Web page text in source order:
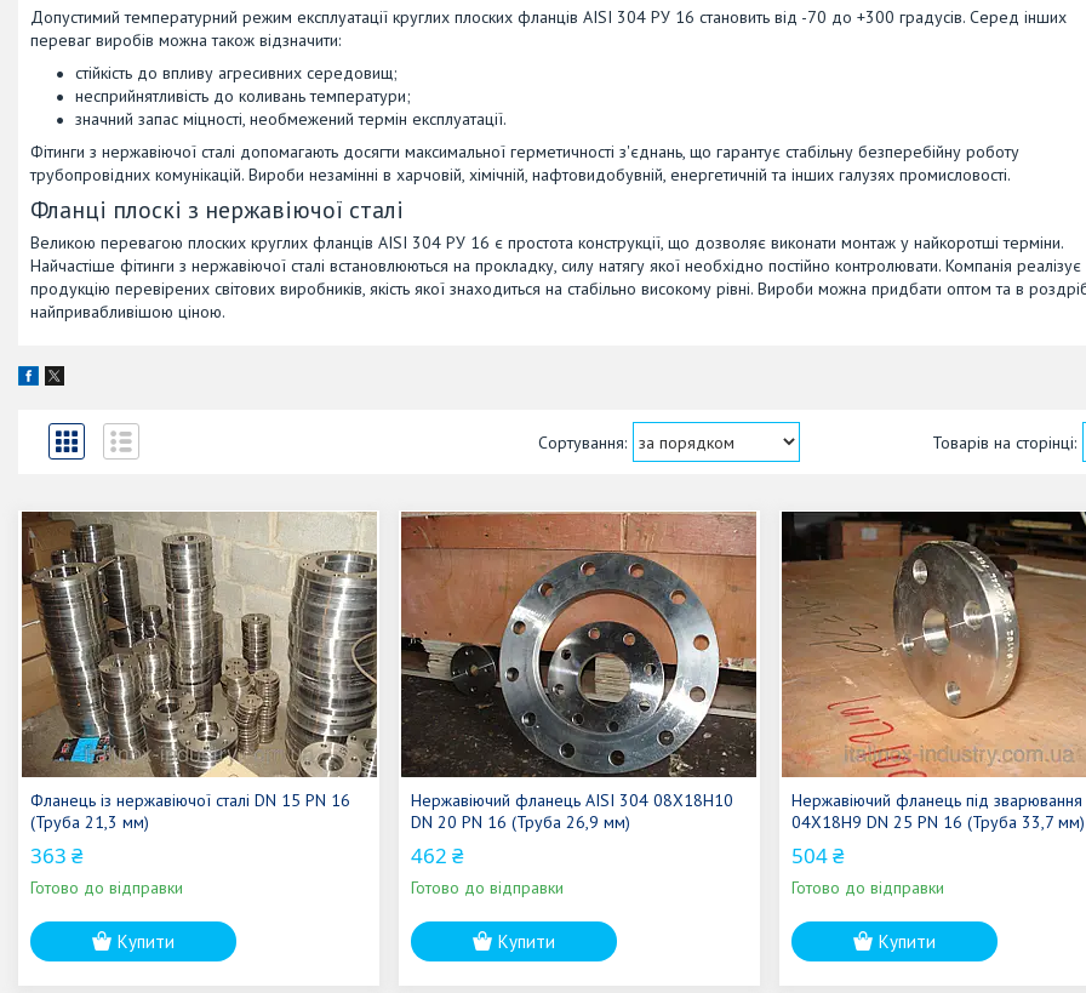
Допустимий температурний режим експлуатації круглих плоских фланців AISI 304 РУ 16 становить від -70 до +300 градусів. Серед інших
переваг виробів можна також відзначити:
стійкість до впливу агресивних середовищ;
несприйнятливість до коливань температури;
значний запас міцності, необмежений термін експлуатації.
Фітинги з нержавіючої сталі допомагають досягти максимальної герметичності з'єднань, що гарантує стабільну безперебійну роботу
трубопровідних комунікацій. Вироби незамінні в харчовій, хімічній, нафтовидобувній, енергетичній та інших галузях промисловості.
Фланці плоскі з нержавіючої сталі
Великою перевагою плоских круглих фланців AISI 304 РУ 16 є простота конструкції, що дозволяє виконати монтаж у найкоротші терміни.
Найчастіше фітинги з нержавіючої сталі встановлюються на прокладку, силу натягу якої необхідно постійно контролювати. Компанія реалізує
продукцію перевірених світових виробників, якість якої знаходиться на стабільно високому рівні. Вироби можна придбати оптом та в
найпривабливішою ціною.
Фланець із нержавіючої сталі DN 15 PN 16
(Труба 21,3 мм)
363 ₴
Готово до відправки
Купити
Нержавіючий фланець AISI 304 08Х18Н10
DN 20 PN 16 (Труба 26,9 мм)
462 ₴
Готово до відправки
Купити
Нержавіючий фланець під зварювання
04Х18Н9 DN 25 PN 16 (Труба 33,7 мм)
504 ₴
Готово до відправки
Купити